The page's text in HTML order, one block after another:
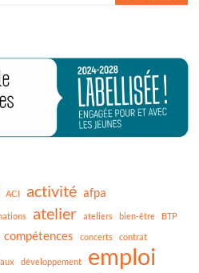
ACI activité afpa
atelier ateliers bien-être BTP
compétences concerts contrat
développement emploi